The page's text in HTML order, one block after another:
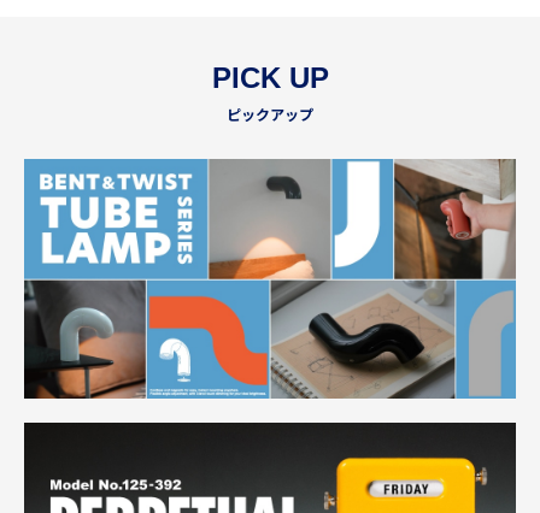
PICK UP
ピックアップ